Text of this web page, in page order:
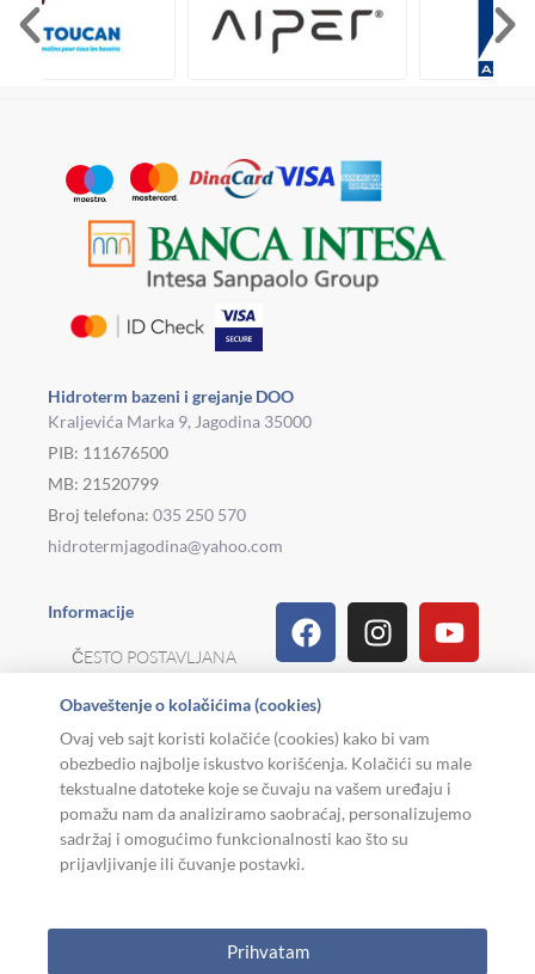
Hidroterm bazeni i grejanje DOO
Kraljevića Marka 9, Jagodina 35000
PIB: 111676500
MB: 21520799
Broj telefona: 035 250 570
hidrotermjagodina@yahoo.com
Informacije
ČESTO POSTAVLJANA
REKLAMACIJE I
POVRAT ROBE
USLOVI KORIŠĆENJA
FacebookInstagram
Linkedin
Viber
TiktokPinterest
Copyright © 2026. Hidroterm Jagodina
Obaveštenje o kolačićima (cookies)
Ovaj veb sajt koristi kolačiće (cookies) kako bi vam
obezbedio najbolje iskustvo korišćenja. Kolačići su male
tekstualne datoteke koje se čuvaju na vašem uređaju i
pomažu nam da analiziramo saobraćaj, personalizujemo
sadržaj i omogućimo funkcionalnosti kao što su
prijavljivanje ili čuvanje postavki.
Prihvatam